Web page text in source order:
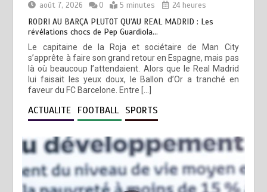
août 7, 2026
0 5 minutes 24 heures
RODRI AU BARÇA PLUTOT QU’AU REAL MADRID : Les
révélations chocs de Pep Guardiola…
Le capitaine de la Roja et sociétaire de Man City
s’apprête à faire son grand retour en Espagne, mais pas
là où beaucoup l’attendaient. Alors que le Real Madrid
lui faisait les yeux doux, le Ballon d’Or a tranché en
faveur du FC Barcelone. Entre […]
ACTUALITE FOOTBALL SPORTS